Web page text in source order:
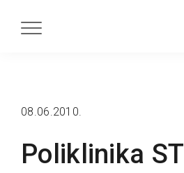
Poliklinika ST
08.06.2010.